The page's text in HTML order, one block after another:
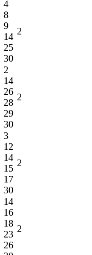
4
8
9
14
25
30
2
2
14
26
28
29
30
2
3
12
14
15
17
30
2
14
16
18
23
26
2